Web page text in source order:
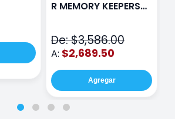
R MEMORY KEEPERS
De: $3,586.00
A: $2,689.50
Agregar